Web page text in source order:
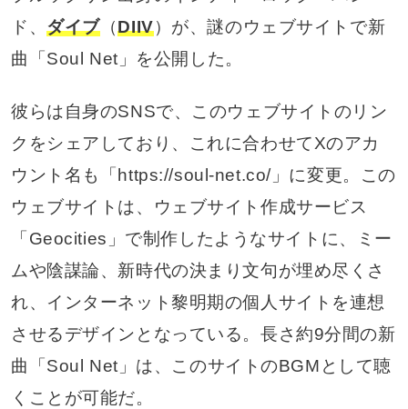
ド、ダイブ（DIIV）が、謎のウェブサイトで新
曲「Soul Net」を公開した。
彼らは自身のSNSで、このウェブサイトのリン
クをシェアしており、これに合わせてXのアカ
ウント名も「https://soul-net.co/」に変更。この
ウェブサイトは、ウェブサイト作成サービス
「Geocities」で制作したようなサイトに、ミー
ムや陰謀論、新時代の決まり文句が埋め尽くさ
れ、インターネット黎明期の個人サイトを連想
させるデザインとなっている。長さ約9分間の新
曲「Soul Net」は、このサイトのBGMとして聴
くことが可能だ。